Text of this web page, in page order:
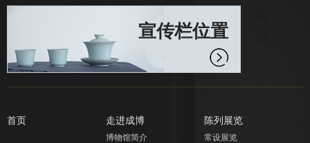
宣传栏位置
首页 走进成博
博物馆简介
陈列展览
常设展览